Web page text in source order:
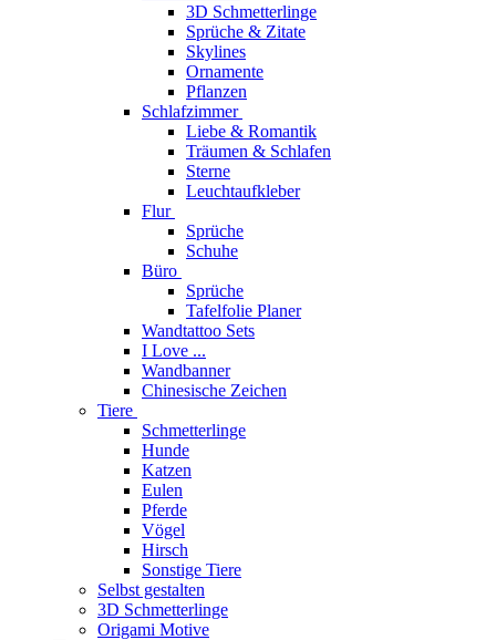
3D Schmetterlinge
Sprüche & Zitate
Skylines
Ornamente
Pflanzen
Schlafzimmer
Liebe & Romantik
Träumen & Schlafen
Sterne
Leuchtaufkleber
Flur
Sprüche
Schuhe
Büro
Sprüche
Tafelfolie Planer
Wandtattoo Sets
I Love ...
Wandbanner
Chinesische Zeichen
Tiere
Schmetterlinge
Hunde
Katzen
Eulen
Pferde
Vögel
Hirsch
Sonstige Tiere
Selbst gestalten
3D Schmetterlinge
Origami Motive